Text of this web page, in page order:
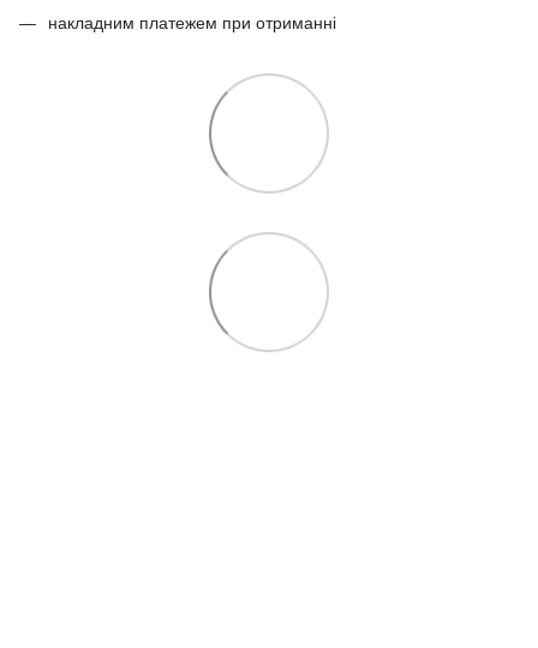
накладним платежем при отриманні